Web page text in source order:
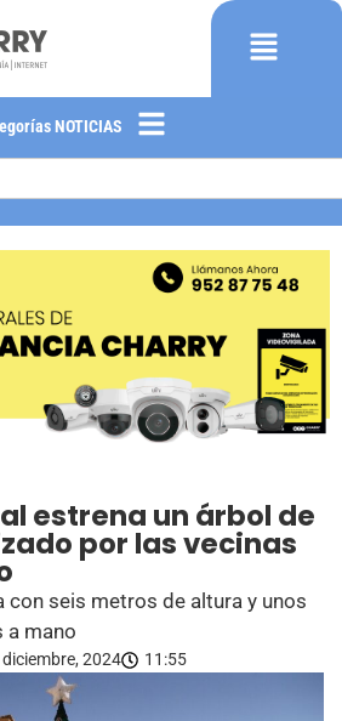
NOTICIAS
estrena un árbol de
por las vecinas
con seis metros de altura y unos
a mano
diciembre, 2024 11:55